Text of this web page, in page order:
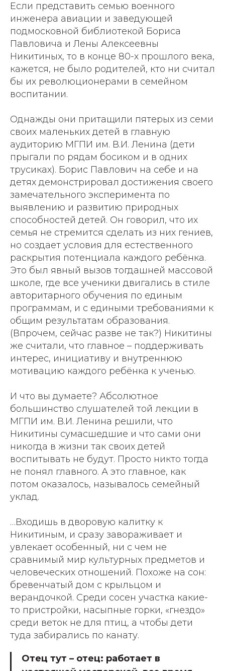
Если представить семью военного
инженера авиации и заведующей
подмосковной библиотекой Бориса
Павловича и Лены Алексеевны
Никитиных, то в конце 80-х прошлого века,
кажется, не было родителей, кто ни считал
бы их революционерами в семейном
воспитании.
Однажды они притащили пятерых из семи
своих маленьких детей в главную
аудиторию МГПИ им. В.И. Ленина (дети
прыгали по рядам босиком и в одних
трусиках). Борис Павлович на себе и на
детях демонстрировал достижения своего
замечательного эксперимента по
выявлению и развитию природных
способностей детей. Он говорил, что их
семья не стремится сделать из них гениев,
но создает условия для естественного
раскрытия потенциала каждого ребёнка.
Это был явный вызов тогдашней массовой
школе, где все ученики двигались в стиле
авторитарного обучения по единым
программам, и с едиными требованиями к
общим результатам образования.
(Впрочем, сейчас разве не так?) Никитины
же считали, что главное – поддерживать
интерес, инициативу и внутреннюю
мотивацию каждого ребёнка к ученью.
И что вы думаете? Абсолютное
большинство слушателей той лекции в
МГПИ им. В.И. Ленина решили, что
Никитины сумасшедшие и что сами они
никогда в жизни так своих детей
воспитывать не будут. Просто никто тогда
не понял главного. А это главное, как
потом оказалось, называлось семейный
уклад.
…Входишь в дворовую калитку к
Никитиным, и сразу завораживает и
увлекает особенный, ни с чем не
сравнимый мир культурных предметов и
человеческих отношений. Похоже на сон:
бревенчатый дом с крыльцом и
верандочкой. Среди сосен участка какие-
то пристройки, насыпные горки, «гнездо»
среди веток не для птиц, а чтобы дети
туда забирались по канату.
Отец тут – отец: работает в